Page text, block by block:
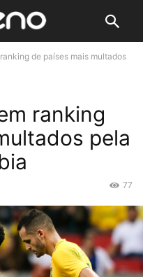
de países mais multados
ranking
pela
77